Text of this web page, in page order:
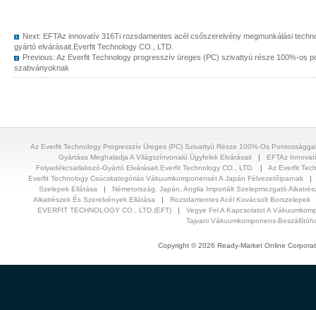
Next: EFTAz innovatív 316Ti rozsdamentes acél csőszerelvény megmunkálási
gyártó elvárásait.Everfit Technology CO., LTD.
Previous: Az Everfit Technology progresszív üreges (PC) szivattyú része 100%-os
szabványoknak
Az Everfit Technology Progresszív Üreges (PC) Szivattyú Része 100%-Os
Gyártása Meghaladja A Világszínvonalú Ügyfelek Elvárásait | EFTAz
Folyadékcsatlakozó-Gyártó Elvárásait.Everfit Technology CO., LTD.
|Az Everfit
Everfit Technology Csúcskategóriás Vákuumkomponensét A Japán Félvezetőiparnak
Szelepek Ellátása | Németország, Japán, Anglia Importált Szelepmozgató
Alkatrészek És Szerelvények Ellátása
| Rozsdamentes Acél Kovácsolt Borszelepek
EVERFIT TECHNOLOGY CO., LTD.(EFT) |Vegye Fel A Kapcsolatot A
Tajvani Vákuumkomponens-
Copyright © 2026 Ready-Market Online